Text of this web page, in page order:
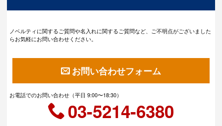
ノベルティに関するご質問や名入れに関するご質問など、ご不明点がございました
らお気軽にお問い合わせください。
お問い合わせフォーム
お電話でのお問い合わせ（平日 9:00〜18:30）
03-5214-6380